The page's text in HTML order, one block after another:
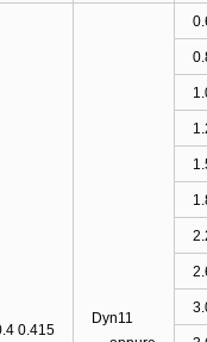
0.415
Dyn11